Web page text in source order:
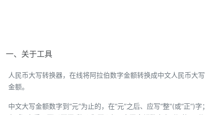
一、关于工具
人民币大写转换器，在线将阿拉伯数字金额转换成中文人民币大写
金额。
中文大写金额数字到“元”为止的，在“元”之后、应写“整”(或“正”)字；